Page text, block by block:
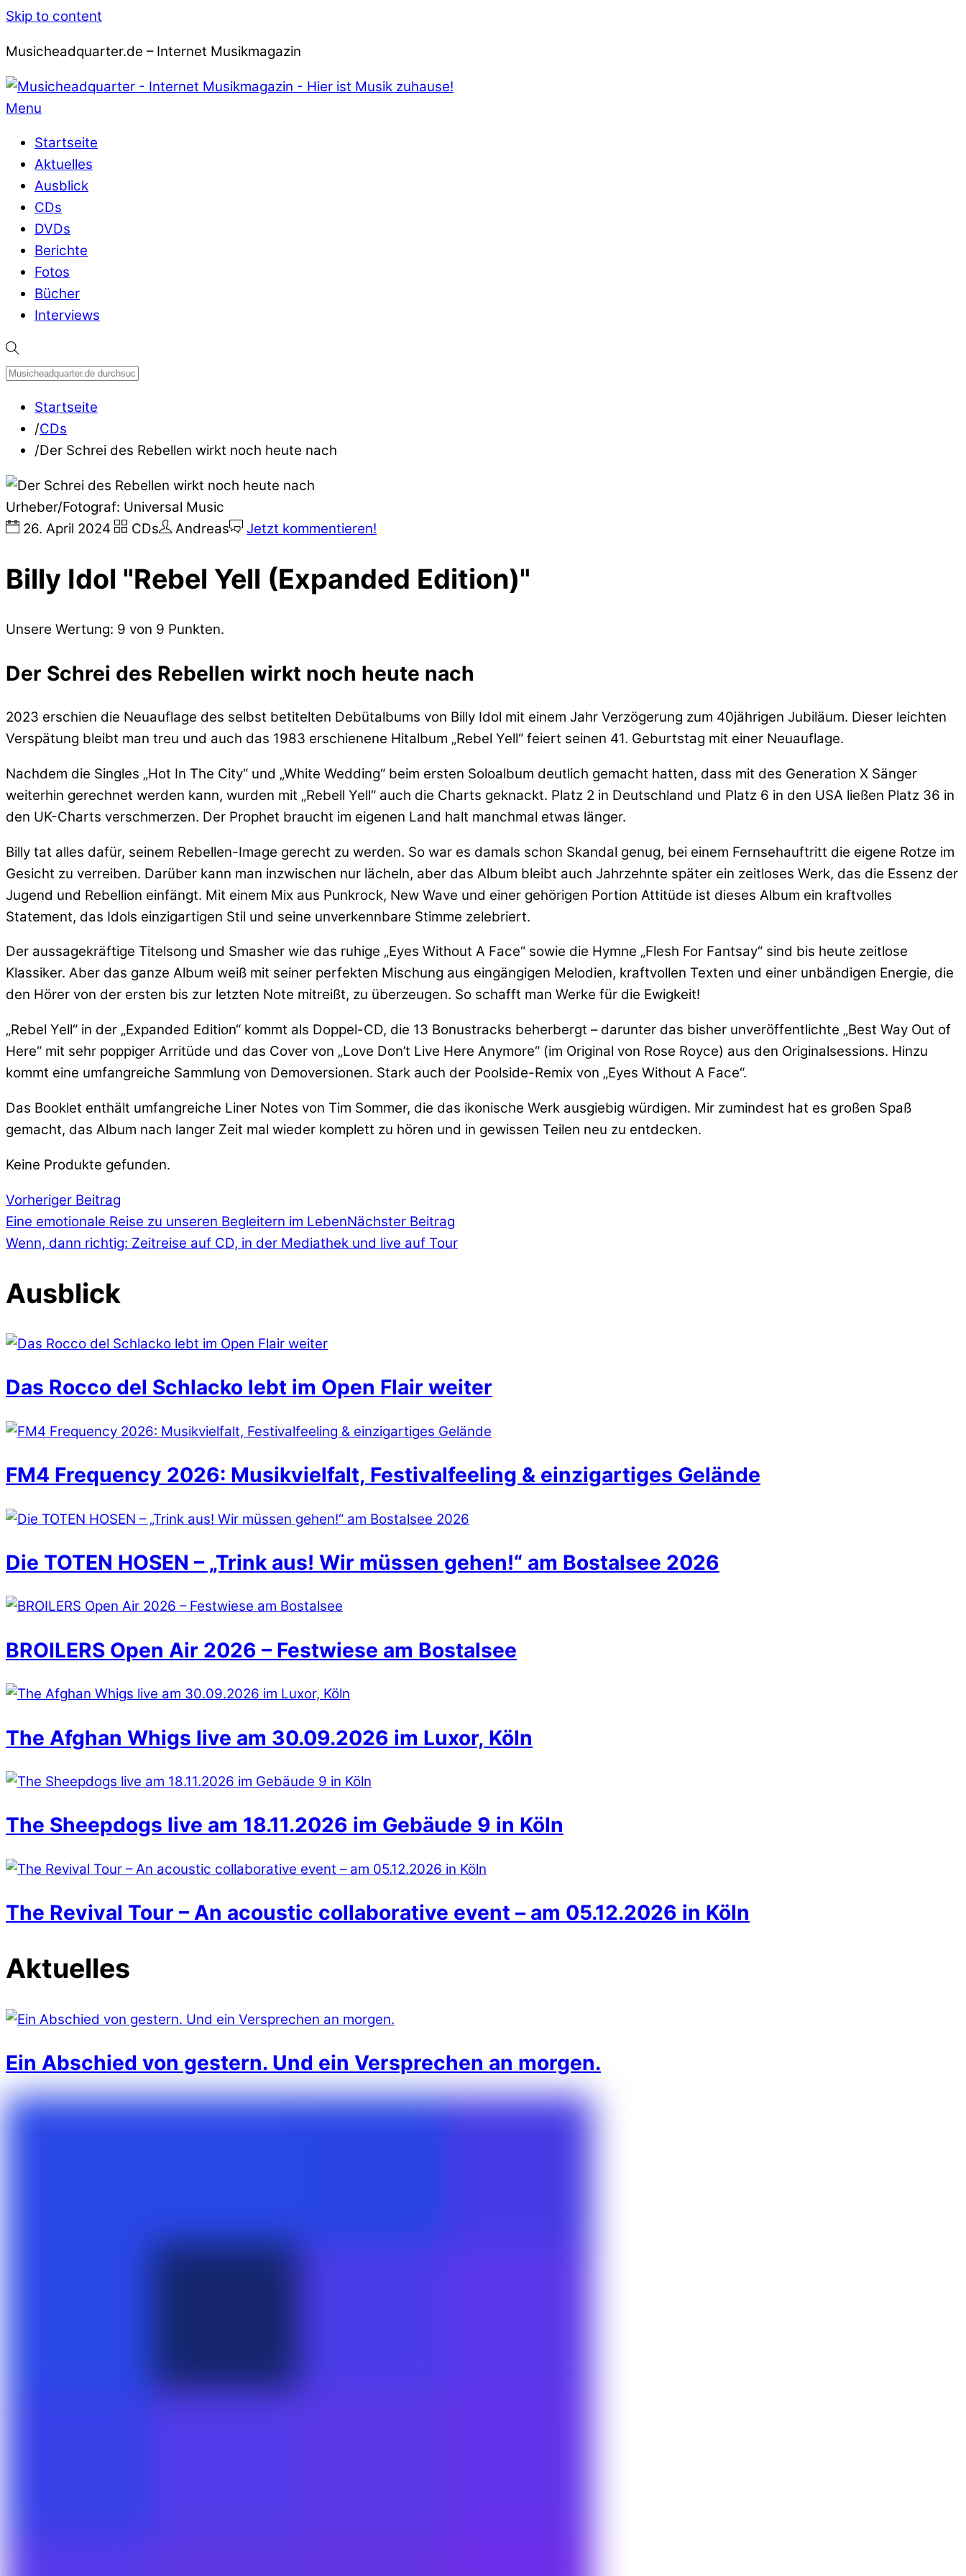
Skip to content
Musicheadquarter.de – Internet Musikmagazin
Menu
Startseite
Aktuelles
Ausblick
CDs
DVDs
Berichte
Fotos
Bücher
Interviews
Startseite
/CDs
/Der Schrei des Rebellen wirkt noch heute nach
Urheber/Fotograf: Universal Music
26. April 2024 CDs Andreas Jetzt kommentieren!
Billy Idol "Rebel Yell (Expanded Edition)"
Unsere Wertung: 9 von 9 Punkten.
Der Schrei des Rebellen wirkt noch heute nach
2023 erschien die Neuauflage des selbst betitelten Debütalbums von Billy Idol mit einem Jahr Verzögerung zum 40jährigen Jubiläum. Dieser leichten
Verspätung bleibt man treu und auch das 1983 erschienene Hitalbum „Rebel Yell“ feiert seinen 41. Geburtstag mit einer Neuauflage.
Nachdem die Singles „Hot In The City“ und „White Wedding“ beim ersten Soloalbum deutlich gemacht hatten, dass mit des Generation X Sänger
weiterhin gerechnet werden kann, wurden mit „Rebell Yell“ auch die Charts geknackt. Platz 2 in Deutschland und Platz 6 in den USA ließen Platz 36 in
den UK-Charts verschmerzen. Der Prophet braucht im eigenen Land halt manchmal etwas länger.
Billy tat alles dafür, seinem Rebellen-Image gerecht zu werden. So war es damals schon Skandal genug, bei einem Fernsehauftritt die eigene Rotze im
Gesicht zu verreiben. Darüber kann man inzwischen nur lächeln, aber das Album bleibt auch Jahrzehnte später ein zeitloses Werk, das die Essenz der
Jugend und Rebellion einfängt. Mit einem Mix aus Punkrock, New Wave und einer gehörigen Portion Attitüde ist dieses Album ein kraftvolles
Statement, das Idols einzigartigen Stil und seine unverkennbare Stimme zelebriert.
Der aussagekräftige Titelsong und Smasher wie das ruhige „Eyes Without A Face“ sowie die Hymne „Flesh For Fantsay“ sind bis heute zeitlose
Klassiker. Aber das ganze Album weiß mit seiner perfekten Mischung aus eingängigen Melodien, kraftvollen Texten und einer unbändigen Energie, die
den Hörer von der ersten bis zur letzten Note mitreißt, zu überzeugen. So schafft man Werke für die Ewigkeit!
„Rebel Yell“ in der „Expanded Edition“ kommt als Doppel-CD, die 13 Bonustracks beherbergt – darunter das bisher unveröffentlichte „Best Way Out of
Here“ mit sehr poppiger Arritüde und das Cover von „Love Don’t Live Here Anymore“ (im Original von Rose Royce) aus den Originalsessions. Hinzu
kommt eine umfangreiche Sammlung von Demoversionen. Stark auch der Poolside-Remix von „Eyes Without A Face“.
Das Booklet enthält umfangreiche Liner Notes von Tim Sommer, die das ikonische Werk ausgiebig würdigen. Mir zumindest hat es großen Spaß
gemacht, das Album nach langer Zeit mal wieder komplett zu hören und in gewissen Teilen neu zu entdecken.
Keine Produkte gefunden.
Vorheriger Beitrag
Eine emotionale Reise zu unseren Begleitern im LebenNächster Beitrag
Wenn, dann richtig: Zeitreise auf CD, in der Mediathek und live auf Tour
Ausblick
Das Rocco del Schlacko lebt im Open Flair weiter
FM4 Frequency 2026: Musikvielfalt, Festivalfeeling & einzigartiges Gelände
Die TOTEN HOSEN – „Trink aus! Wir müssen gehen!“ am Bostalsee 2026
BROILERS Open Air 2026 – Festwiese am Bostalsee
The Afghan Whigs live am 30.09.2026 im Luxor, Köln
The Sheepdogs live am 18.11.2026 im Gebäude 9 in Köln
The Revival Tour – An acoustic collaborative event – am 05.12.2026 in Köln
Aktuelles
Ein Abschied von gestern. Und ein Versprechen an morgen.